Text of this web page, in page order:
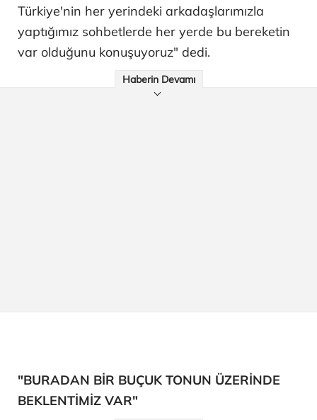
Türkiye'nin her yerindeki arkadaşlarımızla
yaptığımız sohbetlerde her yerde bu bereketin
var olduğunu konuşuyoruz" dedi.
Haberin Devamı
"BURADAN BİR BUÇUK TONUN ÜZERİNDE
BEKLENTİMİZ VAR"